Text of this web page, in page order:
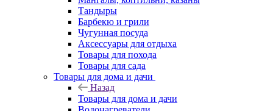
Тандыры
Барбекю и грили
Чугунная посуда
Аксессуары для отдыха
Товары для похода
Товары для сада
Товары для дома и дачи
Назад
Товары для дома и дачи